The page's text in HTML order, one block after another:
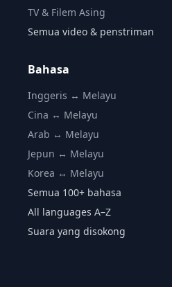
TV & Filem Asing
Semua video & penstriman
Bahasa
Inggeris ↔ Melayu
Cina ↔ Melayu
Arab ↔ Melayu
Jepun ↔ Melayu
Korea ↔ Melayu
Semua 100+ bahasa
All languages A–Z
Suara yang disokong